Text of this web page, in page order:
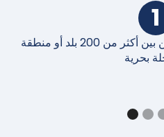
1
اختر وجهتك وباقة البيانات من بين أكثر من 200 بلد أو منطقة